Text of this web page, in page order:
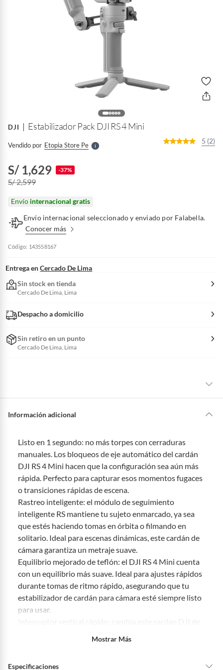
DJI Estabilizador Pack DJI RS 4 Mini
Vendido por Etopia Store PeS
l
l
n
f
5 (2)
S/ 1,629 -37%
S/ 2,599
Envío internacional gratis
Envío internacional seleccionado y enviado por Falabella.
Conocer más
Código: 143558167
Entrega en Cercado De Lima
Sin stock en tienda
Cercado De Lima, Lima
Despacho a domicilio
Sin retiro en un punto
Cercado De Lima, Lima
hacer una devolución.
Conoce cuáles son:
Productos vendidos por
Falabella, Tottus y otros vendedores tienen:
48 horas: cemento, mezclas de hormigón, morteros, yeso y otros
productos para asfalto, hormigón, albañilería.
7 días: colchones y productos de combustión.
Productos vendidos porSodimac tienen:
48 horas: cemento, mezclas de hormigón, morteros, yeso y otros
productos para asfalto.
7 días: productos eléctricos o a combustión, electrodomésticos,
tecnología, línea blanca, colchones, muebles, bicicletas y
máquinas.
No se pueden devolver o cambiar bajo cambio de opinión
Productos comprados en Outlet Atocongo.
suplementos alimenticios, vitaminas.
Información adicional
Listo en 1 segundo: no más torpes con cerraduras
manuales. Los bloqueos de eje automático del cardán
DJI RS 4 Mini hacen que la configuración sea aún más
rápida. Perfecto para capturar esos momentos fugaces
o transiciones rápidas de escena.
Rastreo inteligente: el módulo de seguimiento
inteligente RS mantiene tu sujeto enmarcado, ya sea
que estés haciendo tomas en órbita o filmando en
solitario. Ideal para escenas dinámicas, este cardán de
cámara garantiza un metraje suave.
Equilibrio mejorado de teflón: el DJI RS 4 Mini cuenta
con un equilibrio más suave. Ideal para ajustes rápidos
durante tomas de ritmo rápido, asegurando que tu
estabilizador de cardán para cámara esté siempre listo
para usar.
Interruptor vertical rápido: cambia este cardán DJI de
Mostrar Más
Especificaciones